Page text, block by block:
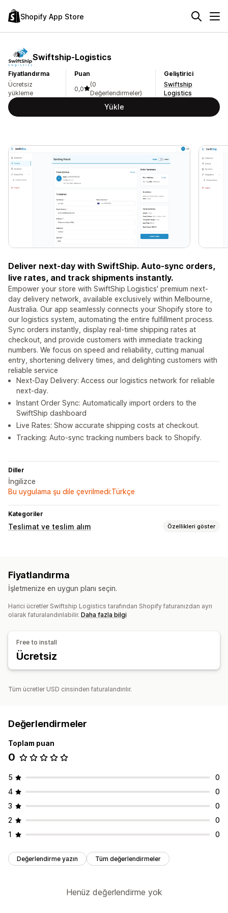
Shopify App Store
Swiftship‑Logistics
Fiyatlandırma
Ücretsiz
yükleme
Puan
0,0
(0
Değerlendirmeler)
Geliştirici
Swiftship
Logistics
Yükle
Deliver next-day with SwiftShip. Auto-sync orders,
live rates, and track shipments instantly.
Empower your store with SwiftShip Logistics' premium next-
day delivery network, available exclusively within Melbourne,
Australia. Our app seamlessly connects your Shopify store to
our logistics system, automating the entire fulfillment process.
Sync orders instantly, display real-time shipping rates at
checkout, and provide customers with immediate tracking
numbers. We focus on speed and reliability, cutting manual
entry, shortening delivery times, and delighting customers with
reliable service
Next-Day Delivery: Access our logistics network for reliable
next-day.
Instant Order Sync: Automatically import orders to the
SwiftShip dashboard
Live Rates: Show accurate shipping costs at checkout.
Tracking: Auto-sync tracking numbers back to Shopify.
Diller
İngilizce
Bu uygulama şu dile çevrilmedi:Türkçe
Kategoriler
Teslimat ve teslim alım Özellikleri göster
Teslim alım seçenekleri
Zaman aralıkları
SMS bildirimleri
Tahmini varış zamanları
Teslimat kanıtı
Fiyatlandırma
İşletmenize en uygun planı seçin.
Harici ücretler Swiftship Logistics tarafından Shopify faturanızdan ayrı
olarak faturalandırılabilir. Daha fazla bilgi
Free to install
Ücretsiz
Tüm ücretler USD cinsinden faturalandırılır.
Değerlendirmeler
Toplam puan
0
5
0
4
0
3
0
2
0
1
0
Değerlendirme yazın Tüm değerlendirmeler
Henüz değerlendirme yok